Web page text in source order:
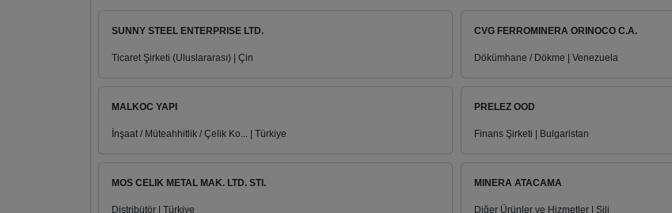
SUNNY STEEL ENTERPRISE LTD.
Ticaret Şirketi (Uluslararası) | Çin
CVG FERROMINERA ORINOCO C.A.
Dökümhane / Dökme | Venezuela
MALKOC YAPI
İnşaat / Müteahhitlik / Çelik Ko... | Türkiye
PRELEZ OOD
Finans Şirketi | Bulgaristan
MOS CELIK METAL MAK. LTD. STI.
Distribütör | Türkiye
MINERA ATACAMA
Diğer Ürünler ve Hizmetler | Şili